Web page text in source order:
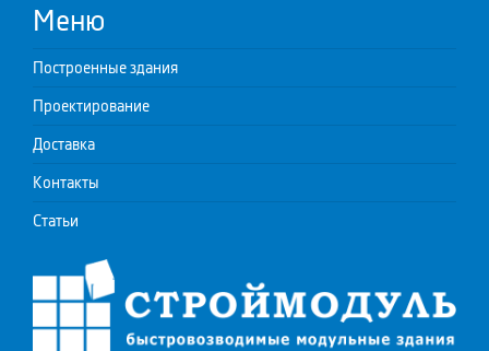
Меню
Построенные здания
Проектирование
Доставка
Контакты
Статьи